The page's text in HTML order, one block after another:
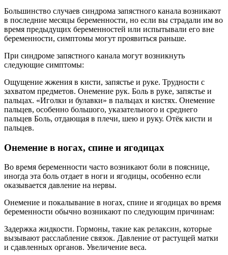
Большинство случаев синдрома запястного канала возникают
в последние месяцы беременности, но если вы страдали им во
время предыдущих беременностей или испытывали его вне
беременности, симптомы могут проявиться раньше.
При синдроме запястного канала могут возникнуть
следующие симптомы:
Ощущение жжения в кисти, запястье и руке. Трудности с
захватом предметов. Онемение рук. Боль в руке, запястье и
пальцах. «Иголки и булавки» в пальцах и кистях. Онемение
пальцев, особенно большого, указательного и среднего
пальцев Боль, отдающая в плечи, шею и руку. Отёк кисти и
пальцев.
Онемение в ногах, спине и ягодицах
Во время беременности часто возникают боли в пояснице,
иногда эта боль отдает в ноги и ягодицы, особенно если
оказывается давление на нервы.
Онемение и покалывание в ногах, спине и ягодицах во время
беременности обычно возникают по следующим причинам:
Задержка жидкости. Гормоны, такие как релаксин, которые
вызывают расслабление связок. Давление от растущей матки
и сдавленных органов. Увеличение веса.